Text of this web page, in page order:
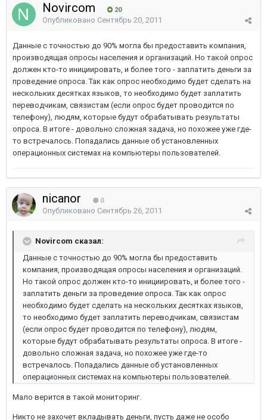
Novircom 20
Опубликовано Сентябрь 20, 2011
Данные с точностью до 90% могла бы предоставить компания,
производящая опросы населения и организаций. Но такой опрос
должен кто-то инициировать, и более того - заплатить деньги за
проведение опроса. Так как опрос необходимо будет сделать на
нескольких десятках языков, то необходимо будет заплатить
переводчикам, связистам (если опрос будет проводится по
телефону), людям, которые будут обрабатывать результаты
опроса. В итоге - довольно сложная задача, но похожее уже где-
то встречалось. Попадались данные об установленных
операционных системах на компьютеры пользователей.
nicanor 0
Опубликовано Сентябрь 26, 2011
Novircom сказал:
Данные с точностью до 90% могла бы предоставить
компания, производящая опросы населения и организаций.
Но такой опрос должен кто-то инициировать, и более того -
заплатить деньги за проведение опроса. Так как опрос
необходимо будет сделать на нескольких десятках языков,
то необходимо будет заплатить переводчикам, связистам
(если опрос будет проводится по телефону), людям,
которые будут обрабатывать результаты опроса. В итоге -
довольно сложная задача, но похожее уже где-то
встречалось. Попадались данные об установленных
операционных системах на компьютеры пользователей.
Мало верится в такой мониторинг.
Никто не захочет вкладывать деньги, пусть даже не особо